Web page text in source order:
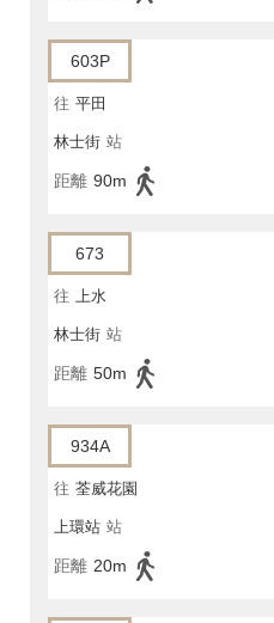
603P
往 平田
林士街 站
距離 90m
673
往 上水
林士街 站
距離 50m
934A
往 荃威花園
上環站 站
距離 20m